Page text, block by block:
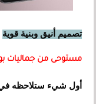
تصميم أنيق وبنية قوية
مستوحى من جماليات